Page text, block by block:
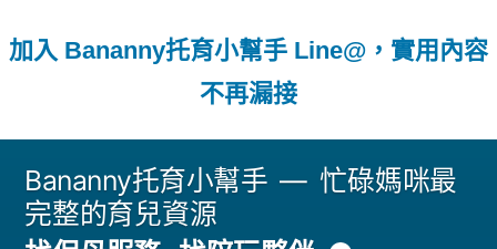
加入 Bananny托育小幫手 Line@，實用內容
不再漏接
Bananny托育小幫手
忙碌媽咪最
完整的育兒資源